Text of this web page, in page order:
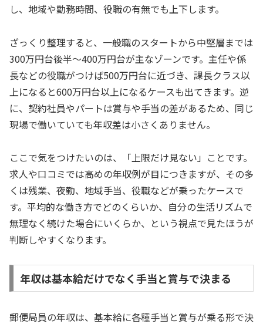
し、地域や勤務時間、役職の有無でも上下します。
ざっくり整理すると、一般職のスタートから中堅層までは
300万円台後半〜400万円台が主なゾーンです。主任や係
長などの役職がつけば500万円台に近づき、課長クラス以
上になると600万円台以上になるケースも出てきます。逆
に、契約社員やパートは賞与や手当の差があるため、同じ
現場で働いていても年収差は小さくありません。
ここで気をつけたいのは、「上限だけ見ない」ことです。
求人や口コミでは高めの年収例が目につきますが、その多
くは残業、夜勤、地域手当、役職などが乗ったケースで
す。平均的な働き方でどのくらいか、自分の生活リズムで
無理なく続けた場合にいくらか、という視点で見たほうが
判断しやすくなります。
年収は基本給だけでなく手当と賞与で決まる
郵便局員の年収は、基本給に各種手当と賞与が乗る形で決